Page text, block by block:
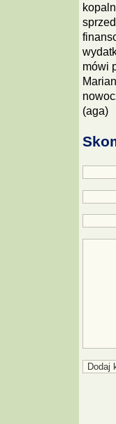
mówi
(aga)